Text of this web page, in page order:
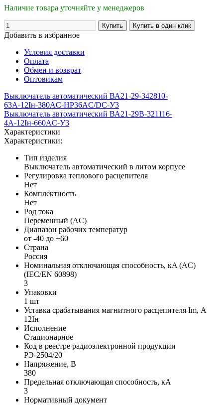
Наличие товара уточняйте у менеджеров
Добавить в избранное
Условия доставки
Оплата
Обмен и возврат
Оптовикам
Выключатель автоматический ВА21-29-342810-
63А-12Iн-380AC-НР36AC/DC-У3
Выключатель автоматический ВА21-29В-321116-
4А-12Iн-660AC-У3
Характеристики
Характеристики:
Тип изделия
Выключатель автоматический в литом корпусе
Регулировка теплового расцепителя
Нет
Комплектность
Нет
Род тока
Переменный (AC)
Диапазон рабочих температур
от -40 до +60
Страна
Россия
Номинальная отключающая способность, кA (AC)
(IEC/EN 60898)
3
Упаковки
1 шт
Уставка срабатывания магнитного расцепителя Im, А
12Iн
Исполнение
Стационарное
Код в реестре радиоэлектронной продукции
РЭ-2504/20
Напряжение, В
380
Предельная отключающая способность, кA
3
Нормативный документ